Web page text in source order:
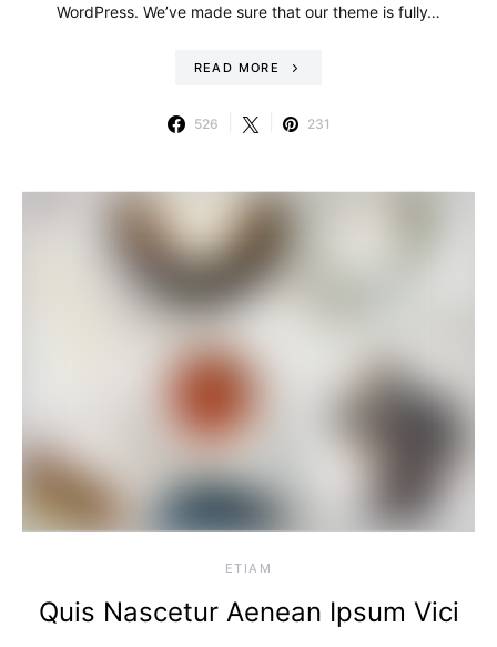
WordPress. We’ve made sure that our theme is fully…
READ MORE
526 231
ETIAM
Quis Nascetur Aenean Ipsum Vici